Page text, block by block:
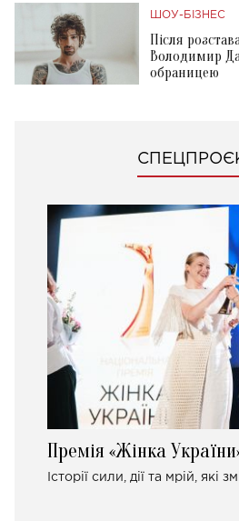
ШОУ-БІЗНЕС
Після
Володимир
обраницею
Премія «Жінка
Історії сили, дії та мрій, які